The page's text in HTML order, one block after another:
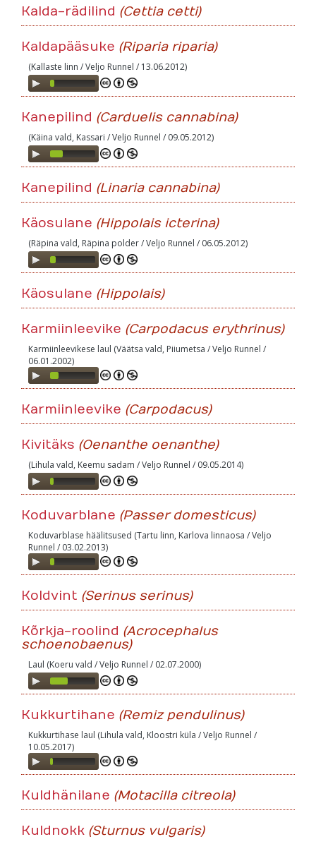
Kalda-rädilind (Cettia cetti)
Kaldapääsuke (Riparia riparia)
(Kallaste linn / Veljo Runnel / 13.06.2012)
Audio
Player
Kanepilind (Carduelis cannabina)
(Käina vald, Kassari / Veljo Runnel / 09.05.2012)
Audio
Player
Kanepilind (Linaria cannabina)
Käosulane (Hippolais icterina)
(Räpina vald, Räpina polder / Veljo Runnel / 06.05.2012)
Audio
Player
Käosulane (Hippolais)
Karmiinleevike (Carpodacus erythrinus)
Karmiinleevikese laul (Väätsa vald, Piiumetsa / Veljo Runnel /
06.01.2002)
Audio
Player
Karmiinleevike (Carpodacus)
Kivitäks (Oenanthe oenanthe)
(Lihula vald, Keemu sadam / Veljo Runnel / 09.05.2014)
Audio
Player
Koduvarblane (Passer domesticus)
Koduvarblase häälitsused (Tartu linn, Karlova linnaosa / Veljo
Runnel / 03.02.2013)
Audio
Player
Koldvint (Serinus serinus)
Kõrkja-roolind (Acrocephalus
schoenobaenus)
Laul (Koeru vald / Veljo Runnel / 02.07.2000)
Audio
Player
Kukkurtihane (Remiz pendulinus)
Kukkurtihase laul (Lihula vald, Kloostri küla / Veljo Runnel /
10.05.2017)
Audio
Player
Kuldhänilane (Motacilla citreola)
Kuldnokk (Sturnus vulgaris)